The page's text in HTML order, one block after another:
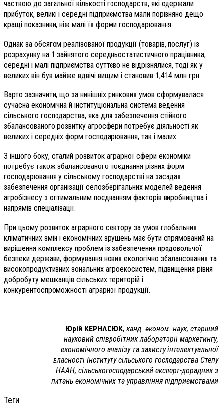
часткою до загальної кількості господарств, які одержали
прибуток, великі і середні підприємства мали порівняно дещо
кращі показники, ніж малі їх форми господарювання.
Однак за обсягом реалізованої продукції (товарів, послуг) із
розрахунку на 1 зайнятого середньостатистичного працівника,
середні і малі підприємства суттєво не відрізнялися, тоді як у
великих він був майже вдвічі вищим і становив 1,414 млн грн.
Варто зазначити, що за нинішніх ринкових умов сформувалася
сучасна економічна й інституціональна система ведення
сільського господарства, яка для забезпечення стійкого
збалансованого розвитку агросфери потребує діяльності як
великих і середніх форм господарювання, так і малих.
З іншого боку, сталий розвиток аграрної сфери економіки
потребує також збалансованого поєднання різних форм
господарювання у сільському господарстві на засадах
забезпечення організації селозберігальних моделей ведення
агробізнесу з оптимальним поєднанням факторів виробництва і
напрямів спеціалізації.
При цьому розвиток аграрного сектору за умов глобальних
кліматичних змін і економічних зрушень має бути спрямований на
вирішення комплексу проблем із забезпечення продовольчої
безпеки держави, формування нових екологічно збалансованих та
високопродуктивних зональних агроекосистем, підвищення рівня
добробуту мешканців сільських територій і
конкурентоспроможності аграрної продукції.
Юрій КЕРНАСЮК, канд. економ. наук, старший
науковий співробітник лабораторії маркетингу,
економічного аналізу та захисту інтелектуальної
власності Інституту сільського господарства Степу
НААН, сільськогосподарський експерт-дорадник з
питань економічних та управління підприємствами
Теги